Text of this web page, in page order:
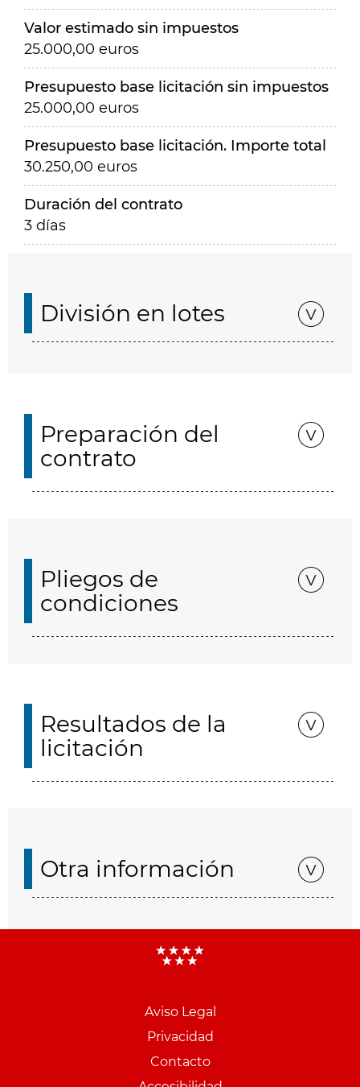
Valor estimado sin impuestos
25.000,00 euros
Presupuesto base licitación sin impuestos
25.000,00 euros
Presupuesto base licitación. Importe total
30.250,00 euros
Duración del contrato
3 días
División en lotes
Preparación del
contrato
Pliegos de
condiciones
Resultados de la
licitación
Otra información
Aviso Legal
Privacidad
Contacto